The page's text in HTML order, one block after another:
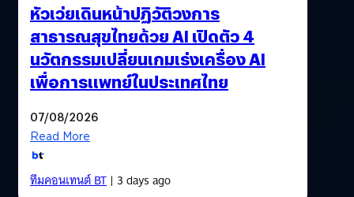
หัวเว่ยเดินหน้าปฏิวัติวงการ
สาธารณสุขไทยด้วย AI เปิดตัว 4
นวัตกรรมเปลี่ยนเกมเร่งเครื่อง AI
เพื่อการแพทย์ในประเทศไทย
07/08/2026
Read More
ทีมคอนเทนต์ BT| 3 days ago